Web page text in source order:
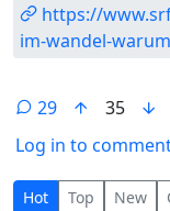
https://
im-wandel-
29
35
Log in to
29
Hot Top New